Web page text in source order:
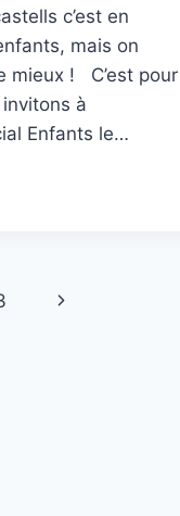
c’est en
mais on
mieux ! C’est pour
à
Enfants le…
Page